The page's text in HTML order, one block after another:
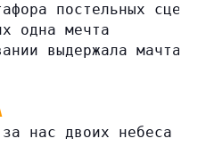
постельных сцен.
одна мечта
выдержала мачта.
нас двоих небеса